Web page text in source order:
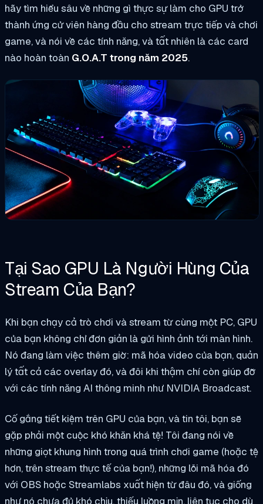
hãy tìm hiểu sâu về những gì thực sự làm cho GPU trở
thành ứng cử viên hàng đầu cho stream trực tiếp và chơi
game, và nói về các tính năng, và tất nhiên là các card
nào hoàn toàn G.O.A.T trong năm 2025.
Tại Sao GPU Là Người Hùng Của
Stream Của Bạn?
Khi bạn chạy cả trò chơi và stream từ cùng một PC, GPU
của bạn không chỉ đơn giản là gửi hình ảnh tới màn hình.
Nó đang làm việc thêm giờ: mã hóa video của bạn, quản
lý tất cả các overlay đó, và đôi khi thậm chí còn giúp đỡ
với các tính năng AI thông minh như NVIDIA Broadcast.
Cố gắng tiết kiệm trên GPU của bạn, và tin tôi, bạn sẽ
gặp phải một cuộc khó khăn khá tệ! Tôi đang nói về
những giọt khung hình trong quá trình chơi game (hoặc tệ
hơn, trên stream thực tế của bạn!), những lỗi mã hóa đó
với OBS hoặc Streamlabs xuất hiện từ đâu đó, và giống
như nó chưa đủ khó chịu, thiếu luồng mịn, liên tục cho dù